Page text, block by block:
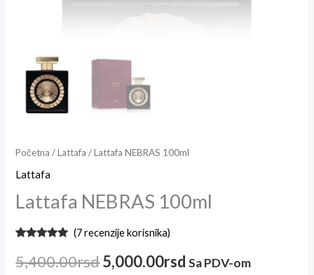
Početna /Lattafa / Lattafa NEBRAS 100ml
Lattafa
Lattafa NEBRAS 100ml
5.00 od 5
na osnovu
(7recenzije korisnika)
5,400.00rsd5,000.00rsd Sa PDV-om